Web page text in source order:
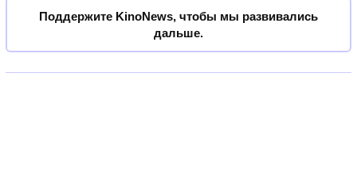
Поддержите KinoNews, чтобы мы развивались
дальше.